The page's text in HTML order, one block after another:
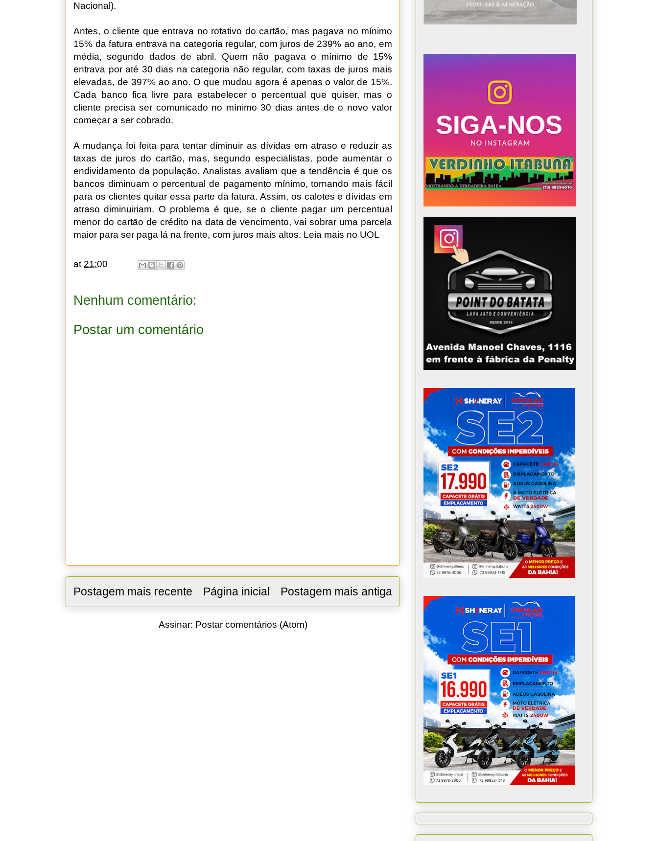
Nacional).
Antes, o cliente que entrava no rotativo do cartão, mas pagava no mínimo
15% da fatura entrava na categoria regular, com juros de 239% ao ano, em
média, segundo dados de abril. Quem não pagava o mínimo de 15%
entrava por até 30 dias na categoria não regular, com taxas de juros mais
elevadas, de 397% ao ano. O que mudou agora é apenas o valor de 15%.
Cada banco fica livre para estabelecer o percentual que quiser, mas o
cliente precisa ser comunicado no mínimo 30 dias antes de o novo valor
começar a ser cobrado.
A mudança foi feita para tentar diminuir as dívidas em atraso e reduzir as
taxas de juros do cartão, mas, segundo especialistas, pode aumentar o
endividamento da população. Analistas avaliam que a tendência é que os
bancos diminuam o percentual de pagamento mínimo, tornando mais fácil
para os clientes quitar essa parte da fatura. Assim, os calotes e dívidas em
atraso diminuiriam. O problema é que, se o cliente pagar um percentual
menor do cartão de crédito na data de vencimento, vai sobrar uma parcela
maior para ser paga lá na frente, com juros mais altos. Leia mais no UOL
at 21:00
Nenhum comentário:
Postar um comentário
Postagem mais recente Postagem mais antiga
Página inicial
Assinar: Postar comentários (Atom)